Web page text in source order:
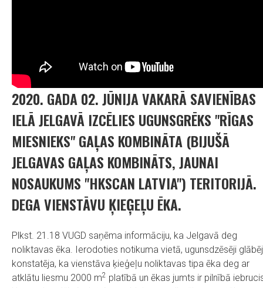
2020. GADA 02. JŪNIJA VAKARĀ SAVIENĪBAS
IELĀ JELGAVĀ IZCĒLIES UGUNSGRĒKS "RĪGAS
MIESNIEKS" GAĻAS KOMBINĀTA (BIJUŠĀ
JELGAVAS GAĻAS KOMBINĀTS, JAUNAI
NOSAUKUMS "HKSCAN LATVIA") TERITORIJĀ.
DEGA VIENSTĀVU ĶIEĢEĻU ĒKA.
Plkst. 21.18 VUGD saņēma informāciju, ka Jelgavā deg
noliktavas ēka. Ierodoties notikuma vietā, ugunsdzēsēji
konstatēja, ka vienstāva ķieģeļu noliktavas tipa ēka deg ar
atklātu liesmu 2000 m2 platībā un ēkas jumts ir pilnībā